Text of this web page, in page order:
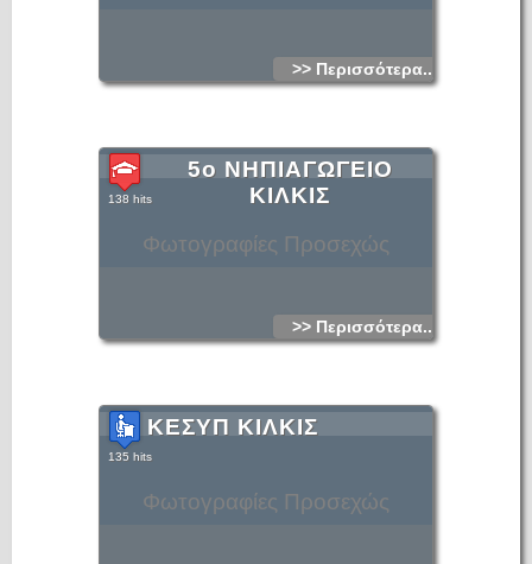
>> Περισσότερα...
Φωτογραφίες Προσεχώς
5ο ΝΗΠΙΑΓΩΓΕΙΟ
ΚΙΛΚΙΣ
138 hits
>> Περισσότερα...
Φωτογραφίες Προσεχώς
ΚΕΣΥΠ ΚΙΛΚΙΣ
135 hits